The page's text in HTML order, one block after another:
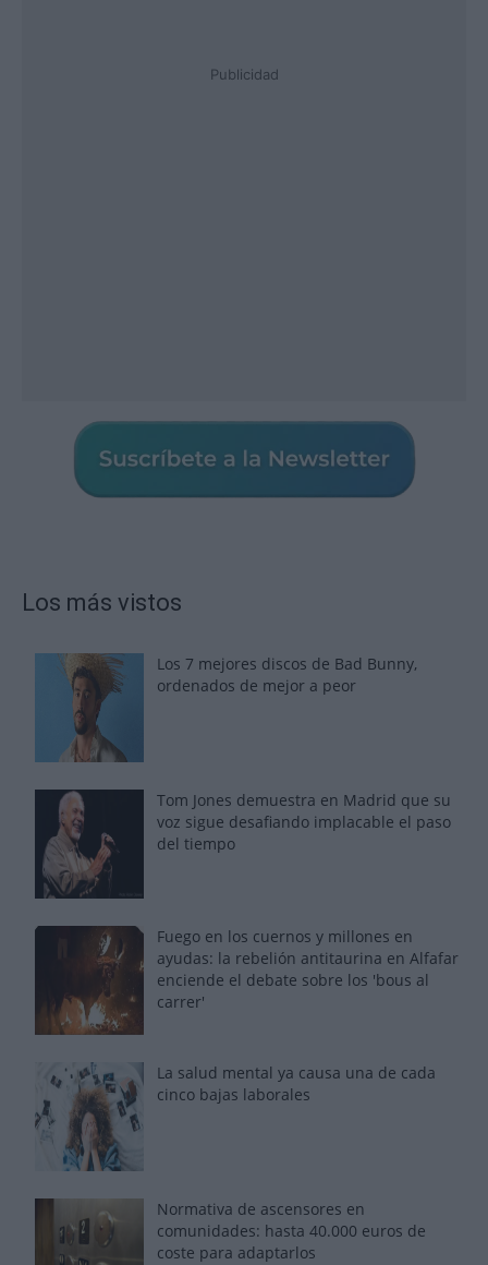
Publicidad
Los más vistos
Los 7 mejores discos de Bad Bunny,
ordenados de mejor a peor
Tom Jones demuestra en Madrid que su
voz sigue desafiando implacable el paso
del tiempo
Fuego en los cuernos y millones en
ayudas: la rebelión antitaurina en Alfafar
enciende el debate sobre los 'bous al
carrer'
La salud mental ya causa una de cada
cinco bajas laborales
Normativa de ascensores en
comunidades: hasta 40.000 euros de
coste para adaptarlos